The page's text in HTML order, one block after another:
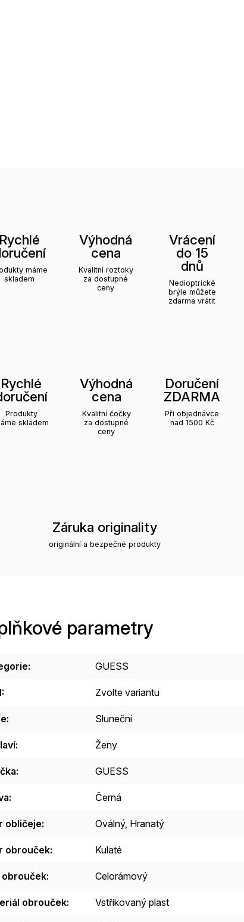
Rychlé
máme
skladem
Výhodná
cena
Kvalitní roztoky
za dostupné
ceny
Vrácení
do 15
dnů
Nedioptrické
brýle můžete
zdarma vrátit
Rychlé
Produkty
skladem
Výhodná
cena
Kvalitní čočky
za dostupné
ceny
Doručení
ZDARMA
Při objednávce
nad 1500 Kč
Záruka originality
originální a bezpečné produkty
parametry
: GUESS
: Zvolte variantu
: Sluneční
: Ženy
: GUESS
: Černá
obličeje: Oválný, Hranatý
obrouček: Kulaté
obrouček: Celorámový
obrouček: Vstřikovaný plast